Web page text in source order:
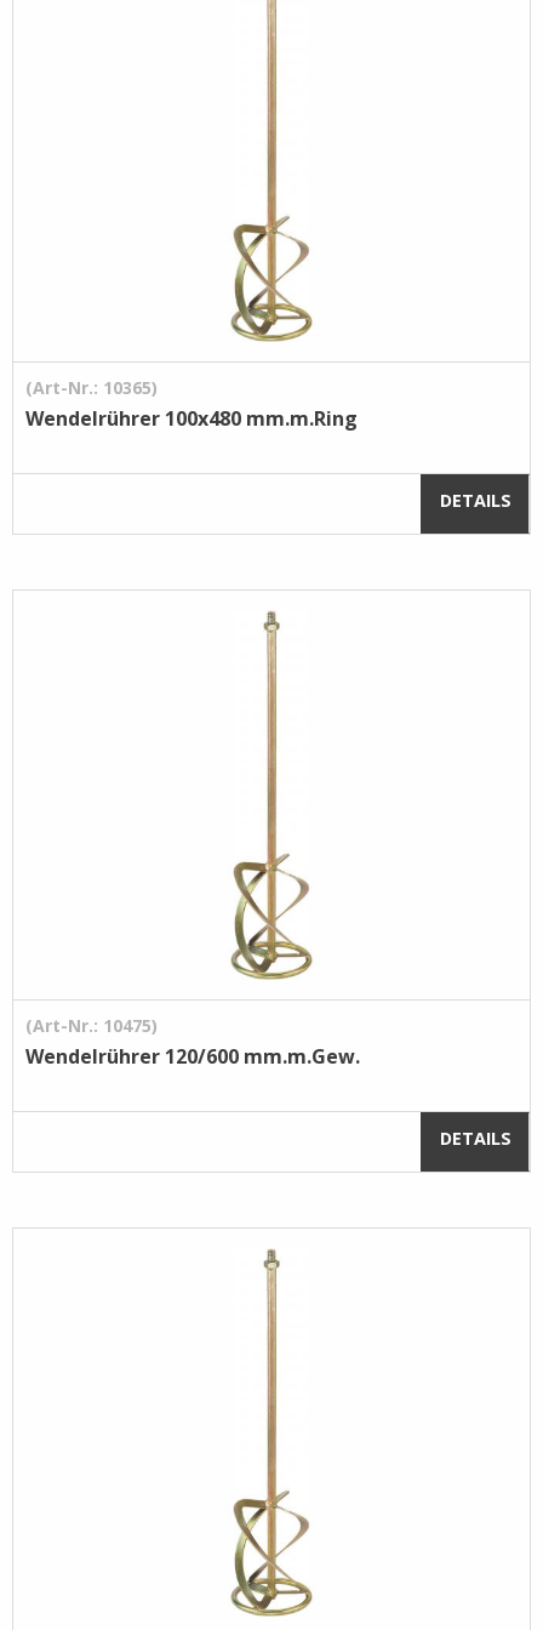
(Art-Nr.: 10365)
Wendelrührer 100x480 mm.m.Ring
DETAILS
(Art-Nr.: 10475)
Wendelrührer 120/600 mm.m.Gew.
DETAILS